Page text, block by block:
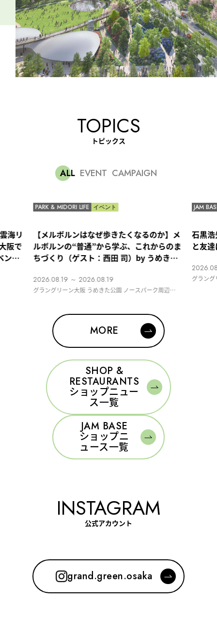
TOPICS
トピックス
ALL EVENT CAMPAIGN
海リ
阪で
ン
PARK & MIDORI LIFE イベント
【メルボルンはなぜ歩きたくなるのか】メ
ルボルンの“普通”から学ぶ、これからのま
ちづくり（ゲスト：西田 司）by うめきた
2026.08.19 ～ 2026.08.19
グラングリーン大阪 うめきた公園 ノースパーク周辺
JAM
石黒
と友
グラング
MORE
SHOP &
RESTAURANTS
ショップニュー
ス一覧
JAM BASE
ショップニ
ュース一覧
INSTAGRAM
公式アカウント
grand.green.osaka